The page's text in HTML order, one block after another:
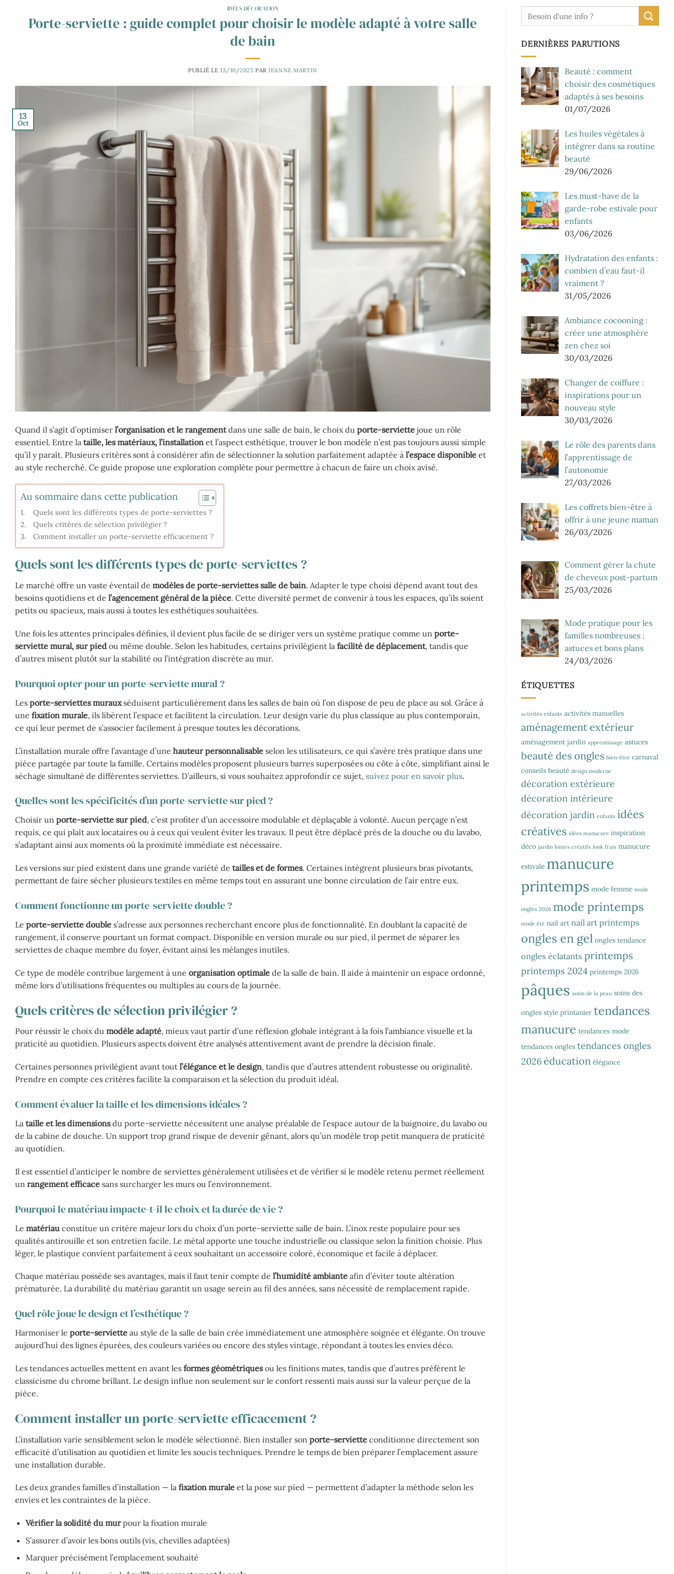
IDÉES DÉCORATION
Porte-serviette : guide complet pour choisir le modèle adapté à votre salle
de bain
PUBLIÉ LE 13/10/2025 PAR JEANNE MARTIN
13
Oct
Quand il s’agit d’optimiser l’organisation et le rangementdans une salle de bain, le choix du porte-serviette joue un rôle
essentiel. Entre la taille, les matériaux, l’installation et l’aspect esthétique, trouver le bon modèle n’est pas toujours aussi simple
qu’il y paraît. Plusieurs critères sont à considérer afin de sélectionner la solution parfaitement adaptée à l’espace disponible et
au style recherché. Ce guide propose une exploration complète pour permettre à chacun de faire un choix avisé.
Au sommaire dans cette publication
Quels sont les différents types de porte-serviettes ?
Quels critères de sélection privilégier ?
Comment installer un porte-serviette efficacement ?
Quels sont les différents types de porte-serviettes ?
Le marché offre un vaste éventail de modèles de porte-serviettes salle de bain. Adapter le type choisi dépend avant tout des
besoins quotidiens et de l’agencement général de la pièce. Cette diversité permet de convenir à tous les espaces, qu’ils soient
petits ou spacieux, mais aussi à toutes les esthétiques souhaitées.
Une fois les attentes principales définies, il devient plus facile de se diriger vers un système pratique comme un porte-
serviette mural, sur pied ou même double. Selon les habitudes, certains privilégient la facilité de déplacement, tandis que
d’autres misent plutôt sur la stabilité ou l’intégration discrète au mur.
Pourquoi opter pour un porte-serviette mural ?
Les porte-serviettes murauxséduisent particulièrement dans les salles de bain où l’on dispose de peu de place au sol. Grâce à
une fixation murale, ils libèrent l’espace et facilitent la circulation. Leur design varie du plus classique au plus contemporain,
ce qui leur permet de s’associer facilement à presque toutes les décorations.
L’installation murale offre l’avantage d’une hauteur personnalisable selon les utilisateurs, ce qui s’avère très pratique dans une
pièce partagée par toute la famille. Certains modèles proposent plusieurs barres superposées ou côte à côte, simplifiant ainsi le
séchage simultané de différentes serviettes. D’ailleurs, si vous souhaitez approfondir ce sujet, suivez pour en savoir plus.
Quelles sont les spécificités d’un porte-serviette sur pied ?
Choisir un porte-serviette sur pied, c’est profiter d’un accessoire modulable et déplaçable à volonté. Aucun perçage n’est
requis, ce qui plaît aux locataires ou à ceux qui veulent éviter les travaux. Il peut être déplacé près de la douche ou du lavabo,
s’adaptant ainsi aux moments où la proximité immédiate est nécessaire.
Les versions sur pied existent dans une grande variété de tailles et de formes. Certaines intègrent plusieurs bras pivotants,
permettant de faire sécher plusieurs textiles en même temps tout en assurant une bonne circulation de l’air entre eux.
Comment fonctionne un porte-serviette double ?
Le porte-serviette double s’adresse aux personnes recherchant encore plus de fonctionnalité. En doublant la capacité de
rangement, il conserve pourtant un format compact. Disponible en version murale ou sur pied, il permet de séparer les
serviettes de chaque membre du foyer, évitant ainsi les mélanges inutiles.
Ce type de modèle contribue largement à une organisation optimale de la salle de bain. Il aide à maintenir un espace ordonné,
même lors d’utilisations fréquentes ou multiples au cours de la journée.
Quels critères de sélection privilégier ?
Pour réussir le choix du modèle adapté, mieux vaut partir d’une réflexion globale intégrant à la fois l’ambiance visuelle et la
praticité au quotidien. Plusieurs aspects doivent être analysés attentivement avant de prendre la décision finale.
Certaines personnes privilégient avant tout l’élégance et le design, tandis que d’autres attendent robustesse ou originalité.
Prendre en compte ces critères facilite la comparaison et la sélection du produit idéal.
Comment évaluer la taille et les dimensions idéales ?
La taille et les dimensionsdu porte-serviette nécessitent une analyse préalable de l’espace autour de la baignoire, du lavabo ou
de la cabine de douche. Un support trop grand risque de devenir gênant, alors qu’un modèle trop petit manquera de praticité
au quotidien.
Il est essentiel d’anticiper le nombre de serviettes généralement utilisées et de vérifier si le modèle retenu permet réellement
un rangement efficace sans surcharger les murs ou l’environnement.
Pourquoi le matériau impacte-t-il le choix et la durée de vie ?
Le matériau constitue un critère majeur lors du choix d’un porte-serviette salle de bain. L’inox reste populaire pour ses
qualités antirouille et son entretien facile. Le métal apporte une touche industrielle ou classique selon la finition choisie. Plus
léger, le plastique convient parfaitement à ceux souhaitant un accessoire coloré, économique et facile à déplacer.
Chaque matériau possède ses avantages, mais il faut tenir compte de l’humidité ambiante afin d’éviter toute altération
prématurée. La durabilité du matériau garantit un usage serein au fil des années, sans nécessité de remplacement rapide.
Quel rôle joue le design et l’esthétique ?
Harmoniser le porte-serviette au style de la salle de bain crée immédiatement une atmosphère soignée et élégante. On trouve
aujourd’hui des lignes épurées, des couleurs variées ou encore des styles vintage, répondant à toutes les envies déco.
Les tendances actuelles mettent en avant les formes géométriquesou les finitions mates, tandis que d’autres préfèrent le
classicisme du chrome brillant. Le design influe non seulement sur le confort ressenti mais aussi sur la valeur perçue de la
pièce.
Comment installer un porte-serviette efficacement ?
L’installation varie sensiblement selon le modèle sélectionné. Bien installer son porte-serviette conditionne directement son
efficacité d’utilisation au quotidien et limite les soucis techniques. Prendre le temps de bien préparer l’emplacement assure
une installation durable.
Les deux grandes familles d’installation — la fixation murale et la pose sur pied — permettent d’adapter la méthode selon les
envies et les contraintes de la pièce.
Vérifier la solidité du murpour la fixation murale
S’assurer d’avoir les bons outils (vis, chevilles adaptées)
Marquer précisément l’emplacement souhaité
DERNIÈRES PARUTIONS
Beauté : comment
choisir des cosmétiques
adaptés à ses besoins
01/07/2026
Les huiles végétales à
intégrer dans sa routine
beauté
29/06/2026
Les must-have de la
garde-robe estivale pour
enfants
03/06/2026
Hydratation des enfants :
combien d’eau faut-il
vraiment ?
31/05/2026
Ambiance cocooning :
créer une atmosphère
zen chez soi
30/03/2026
Changer de coiffure :
inspirations pour un
nouveau style
30/03/2026
Le rôle des parents dans
l’apprentissage de
l’autonomie
27/03/2026
Les coffrets bien-être à
offrir à une jeune maman
26/03/2026
Comment gérer la chute
de cheveux post-partum
25/03/2026
Mode pratique pour les
familles nombreuses :
astuces et bons plans
24/03/2026
ÉTIQUETTES
activités enfants activités manuelles
aménagement extérieur
aménagement jardin apprentissage astuces
beauté des ongles bien-être carnaval
conseils beauté design moderne
décoration extérieure
décoration intérieure
décoration jardin enfants idées
créatives idées manucure inspiration
déco jardin loisirs créatifs look frais manucure
estivale manucure
printemps mode femme mode
ongles 2026 mode printemps
mode été nail art nail art printemps
ongles en gel ongles tendance
ongles éclatants printemps
printemps 2024 printemps 2026
pâques soins de la peau soins des
ongles style printanier tendances
manucure tendances mode
tendances ongles tendances ongles
2026 éducation élégance